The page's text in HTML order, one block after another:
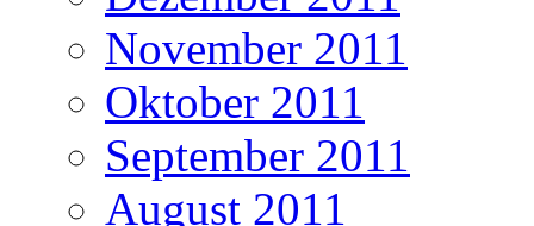
November 2011
Oktober 2011
September 2011
August 2011